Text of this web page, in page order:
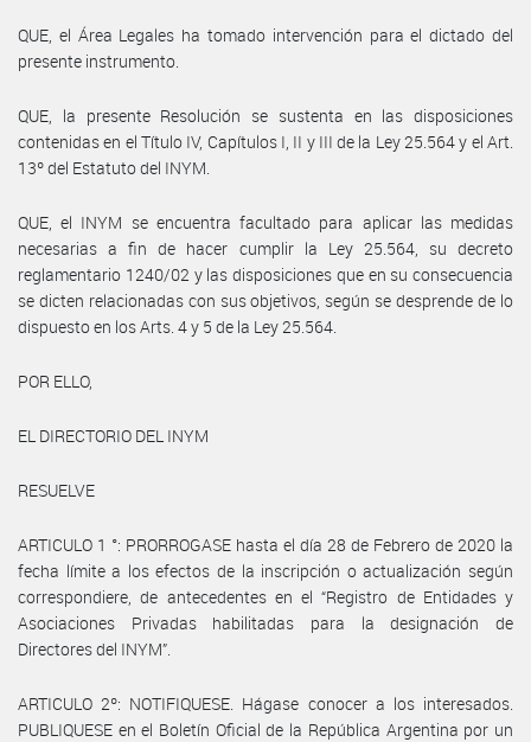
QUE, el Área Legales ha tomado intervención para el dictado del
presente instrumento.
QUE, la presente Resolución se sustenta en las disposiciones
contenidas en el Título IV, Capítulos I, II y III de la Ley 25.564 y el Art.
13º del Estatuto del INYM.
QUE, el INYM se encuentra facultado para aplicar las medidas
necesarias a fin de hacer cumplir la Ley 25.564, su decreto
reglamentario 1240/02 y las disposiciones que en su consecuencia
se dicten relacionadas con sus objetivos, según se desprende de lo
dispuesto en los Arts. 4 y 5 de la Ley 25.564.
POR ELLO,
EL DIRECTORIO DEL INYM
RESUELVE
ARTICULO 1 °: PRORROGASE hasta el día 28 de Febrero de 2020 la
fecha límite a los efectos de la inscripción o actualización según
correspondiere, de antecedentes en el “Registro de Entidades y
Asociaciones Privadas habilitadas para la designación de
Directores del INYM”.
ARTICULO 2º: NOTIFIQUESE. Hágase conocer a los interesados.
PUBLIQUESE en el Boletín Oficial de la República Argentina por un